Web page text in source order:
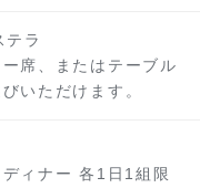
ラ
席、またはテーブル
いただけます。
ィナー 各1日1組限